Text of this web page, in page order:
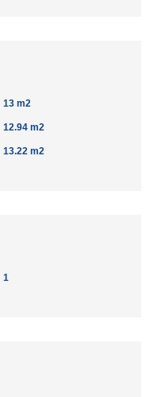
13 m2
12.94 m2
13.22 m2
1